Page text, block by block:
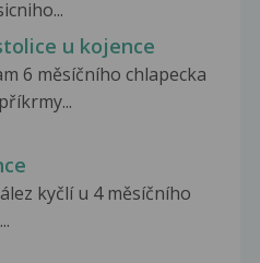
u kojence
6 měsíčního chlapecka
kyčlí u 4 měsíčního